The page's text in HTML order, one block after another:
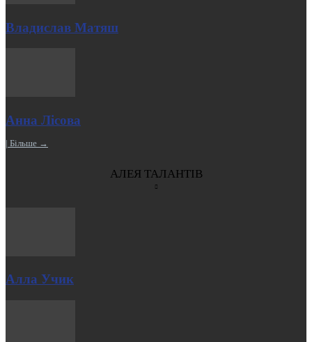
Владислав Матяш
Анна Лісова
| Більше →
АЛЕЯ ТАЛАНТІВ
Алла Учик